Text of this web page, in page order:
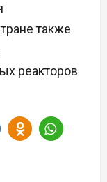
также
реакторов